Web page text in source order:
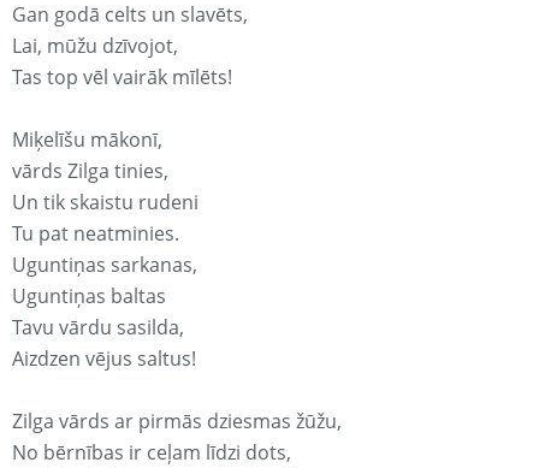
Gan godā celts un slavēts,
Lai, mūžu dzīvojot,
Tas top vēl vairāk mīlēts!
Miķelīšu mākonī,
vārds Zilga tinies,
Un tik skaistu rudeni
Tu pat neatminies.
Uguntiņas sarkanas,
Uguntiņas baltas
Tavu vārdu sasilda,
Aizdzen vējus saltus!
Zilga vārds ar pirmās dziesmas žūžu,
No bērnības ir ceļam līdzi dots,